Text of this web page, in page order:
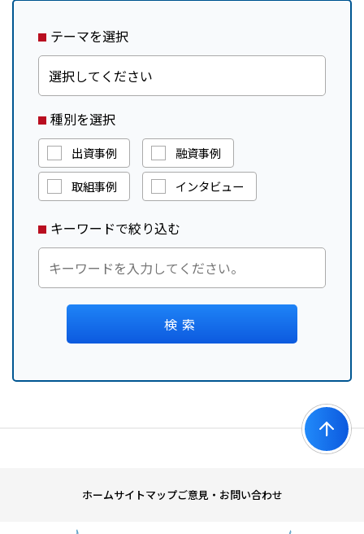
テーマを選択
種別を選択
出資事例
融資事例
取組事例
インタビュー
キーワードで絞り込む
検索
ホームサイトマップご意見・お問い合わせ